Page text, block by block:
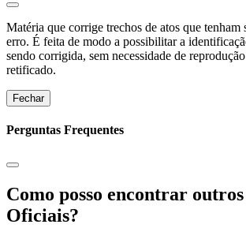
Matéria que corrige trechos de atos que
erro. É feita de modo a possibilitar a
sendo corrigida, sem necessidade de
retificado.
Fechar
Perguntas Frequentes
Como posso encontrar
Oficiais?